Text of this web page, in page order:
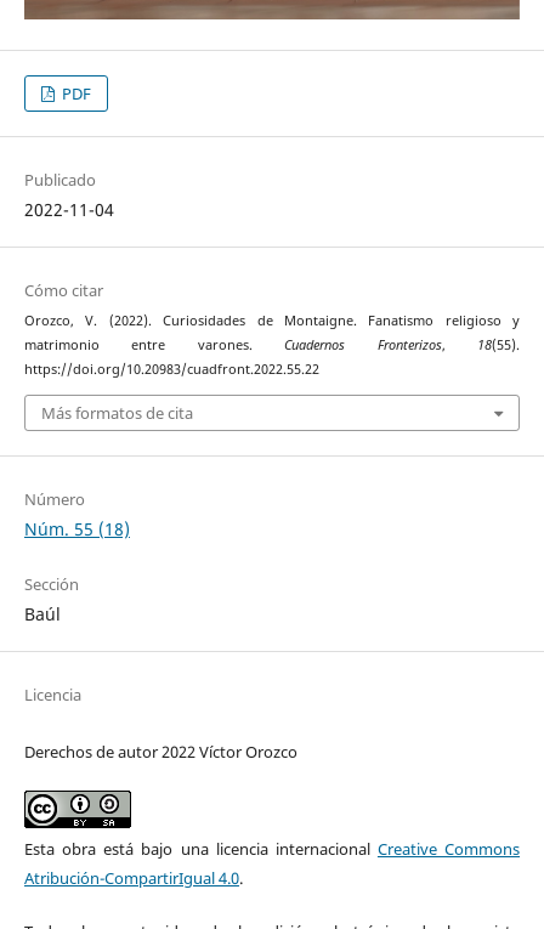
PDF
Publicado
2022-11-04
Cómo citar
Orozco, V. (2022). Curiosidades de Montaigne. Fanatismo religioso y
matrimonio entre varones.Cuadernos Fronterizos, 18(55).
https://doi.org/10.20983/cuadfront.2022.55.22
Más formatos de cita
Número
Núm. 55 (18)
Sección
Baúl
Licencia
Derechos de autor 2022 Víctor Orozco
Esta obra está bajo una licencia internacional Creative Commons
Atribución-CompartirIgual 4.0.